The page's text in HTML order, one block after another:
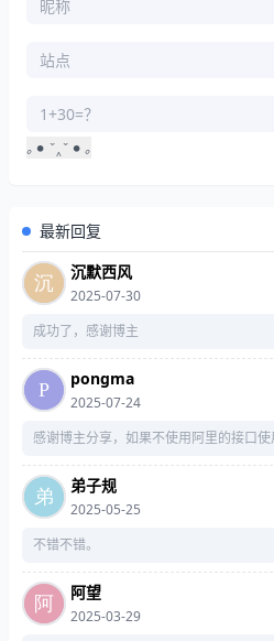
最新回复
沉默西风
2025-07-30
成功了，感谢博主
pongma
2025-07-24
感谢博主分享，如果不使用阿里的接口
弟子规
2025-05-25
不错不错。
阿望
2025-03-29